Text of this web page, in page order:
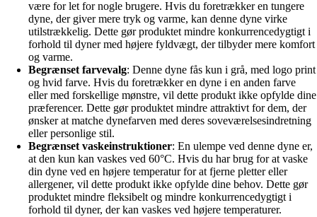
være for let for nogle brugere. Hvis du foretrækker en tungere
dyne, der giver mere tryk og varme, kan denne dyne virke
utilstrækkelig. Dette gør produktet mindre konkurrencedygtigt i
forhold til dyner med højere fyldvægt, der tilbyder mere komfort
og varme.
Begrænset farvevalg: Denne dyne fås kun i grå, med logo print
og hvid farve. Hvis du foretrækker en dyne i en anden farve
eller med forskellige mønstre, vil dette produkt ikke opfylde dine
præferencer. Dette gør produktet mindre attraktivt for dem, der
ønsker at matche dynefarven med deres soveværelsesindretning
eller personlige stil.
Begrænset vaskeinstruktioner: En ulempe ved denne dyne er,
at den kun kan vaskes ved 60°C. Hvis du har brug for at vaske
din dyne ved en højere temperatur for at fjerne pletter eller
allergener, vil dette produkt ikke opfylde dine behov. Dette gør
produktet mindre fleksibelt og mindre konkurrencedygtigt i
forhold til dyner, der kan vaskes ved højere temperaturer.